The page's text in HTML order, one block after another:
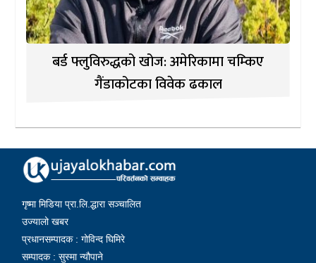
बर्ड फ्लुविरुद्धको खोज: अमेरिकामा चम्किए
गैंडाकोटका विवेक ढकाल
गृष्मा मिडिया प्रा.लि.द्धारा सञ्चालित
उज्यालो खबर
प्रधानसम्पादक : गोविन्द घिमिरे
सम्पादक : सुस्मा न्यौपाने